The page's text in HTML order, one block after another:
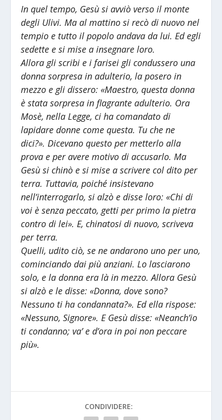
In quel tempo, Gesù si avviò verso il monte
degli Ulivi. Ma al mattino si recò di nuovo nel
tempio e tutto il popolo andava da lui. Ed egli
sedette e si mise a insegnare loro.
Allora gli scribi e i farisei gli condussero una
donna sorpresa in adulterio, la posero in
mezzo e gli dissero: «Maestro, questa donna
è stata sorpresa in flagrante adulterio. Ora
Mosè, nella Legge, ci ha comandato di
lapidare donne come questa. Tu che ne
dici?». Dicevano questo per metterlo alla
prova e per avere motivo di accusarlo. Ma
Gesù si chinò e si mise a scrivere col dito per
terra. Tuttavia, poiché insistevano
nell’interrogarlo, si alzò e disse loro: «Chi di
voi è senza peccato, getti per primo la pietra
contro di lei». E, chinatosi di nuovo, scriveva
per terra.
Quelli, udito ciò, se ne andarono uno per uno,
cominciando dai più anziani. Lo lasciarono
solo, e la donna era là in mezzo. Allora Gesù
si alzò e le disse: «Donna, dove sono?
Nessuno ti ha condannata?». Ed ella rispose:
«Nessuno, Signore». E Gesù disse: «Neanch’io
ti condanno; va’ e d’ora in poi non peccare
più».
CONDIVIDERE: